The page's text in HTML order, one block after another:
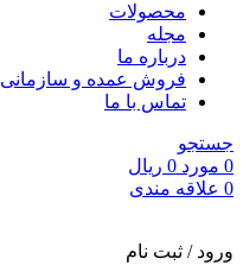
محصولات
مجله
درباره ما
فروش عمده و سازمانی
تماس با ما
جستجو
0 مورد 0 ریال
0 علاقه مندی
ورود / ثبت نام